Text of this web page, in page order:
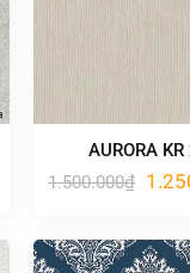
AURORA
1.500.000₫ Giá